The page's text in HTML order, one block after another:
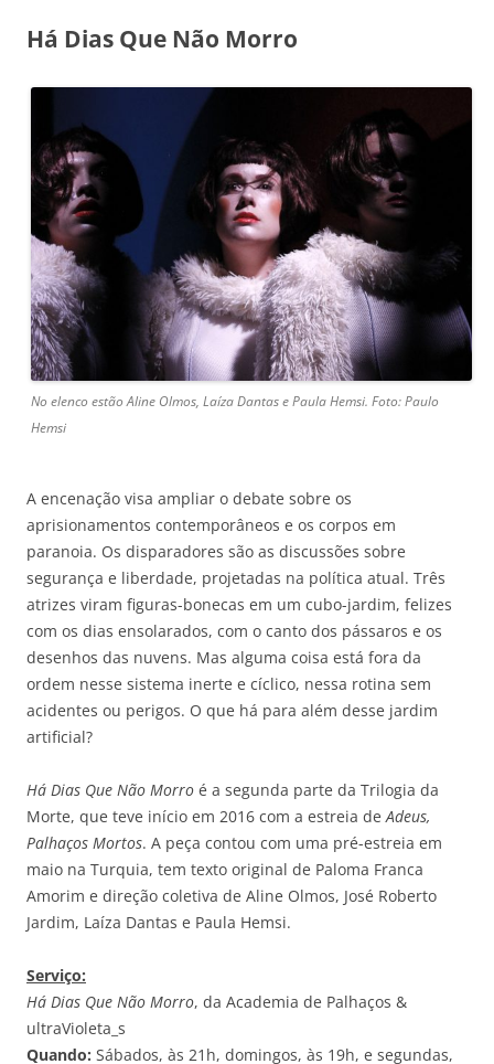
Há Dias Que Não Morro
No elenco estão Aline Olmos, Laíza Dantas e Paula Hemsi. Foto: Paulo
Hemsi
A encenação visa ampliar o debate sobre os
aprisionamentos contemporâneos e os corpos em
paranoia. Os disparadores são as discussões sobre
segurança e liberdade, projetadas na política atual. Três
atrizes viram figuras-bonecas em um cubo-jardim, felizes
com os dias ensolarados, com o canto dos pássaros e os
desenhos das nuvens. Mas alguma coisa está fora da
ordem nesse sistema inerte e cíclico, nessa rotina sem
acidentes ou perigos. O que há para além desse jardim
artificial?
Há Dias Que Não Morro é a segunda parte da Trilogia da
Morte, que teve início em 2016 com a estreia deAdeus,
Palhaços Mortos. A peça contou com uma pré-estreia em
maio na Turquia, tem texto original de Paloma Franca
Amorim e direção coletiva de Aline Olmos, José Roberto
Jardim, Laíza Dantas e Paula Hemsi.
Serviço:
Há Dias Que Não Morro, da Academia de Palhaços &
ultraVioleta_s
Quando: Sábados, às 21h, domingos, às 19h, e segundas,